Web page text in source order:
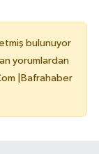
bulunuyor
yorumlardan
|Bafrahaber